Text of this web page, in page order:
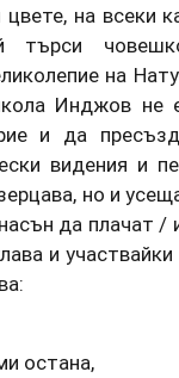
цвете, на всеки
търси
на
Инджов не
и да
видения и
но и
да плачат /
и
остана,